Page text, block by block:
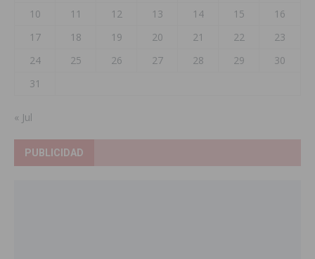
10
11 12 13 14 15
16
17
18 19 20 21 22
23
24
25 26 27 28 29
30
31
« Jul
PUBLICIDAD